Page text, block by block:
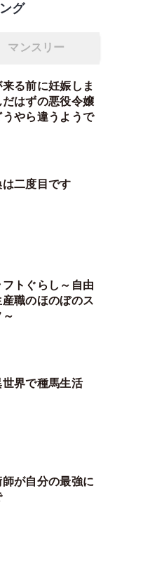
グ
マンスリー
る前に妊娠しま
だはずの悪役令嬢
やら違うようで
二度目です
トぐらし～自由
職のほのぼのス
界で種馬生活
が自分の最強に